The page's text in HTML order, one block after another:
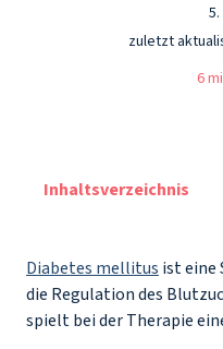
zuletzt
6
Inhaltsverzeichnis
Diabetes mellitus ist eine
die Regulation des
spielt bei der Therapie